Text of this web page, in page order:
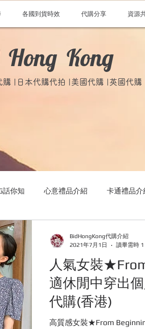
各國到貨時效 代購分享 資源
Kong
購 |日本代購代拍 |美國代購 |英國代購
話你知 心意禮品介紹 卡通禮品介
韓國代購網站 日本代購網站
人氣女裝
適休閒中穿出
代購(香港)
高質感女裝★From
BidHongKong代購介紹
2021年7月1日
讀畢需時